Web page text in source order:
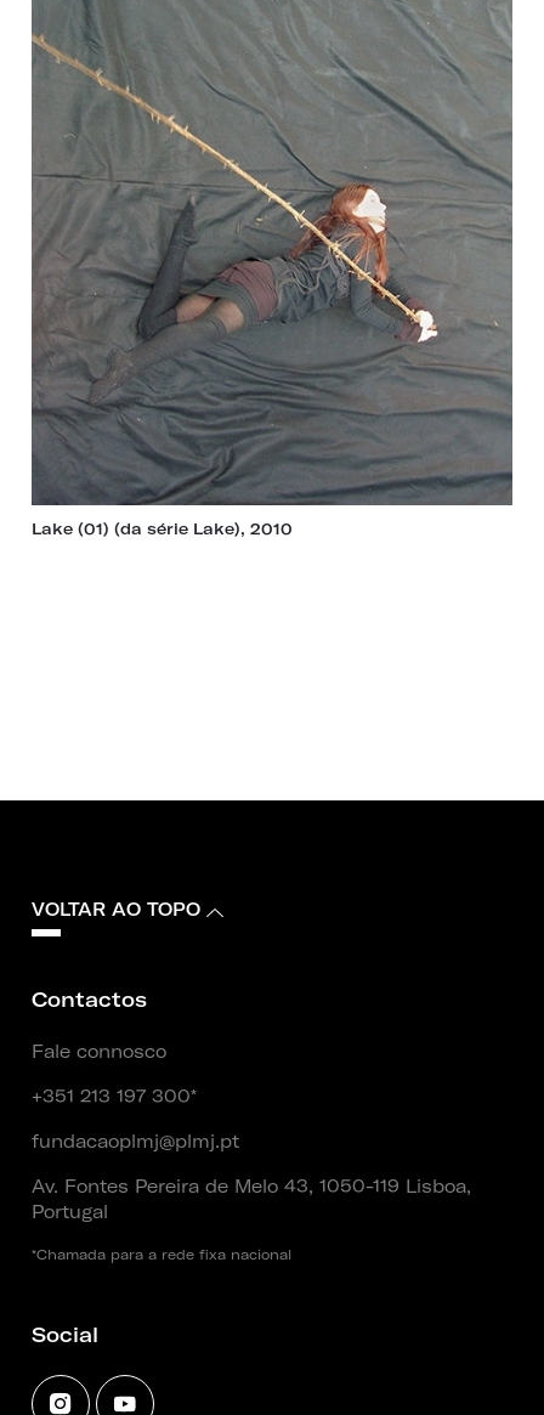
Lake (01) (da série Lake), 2010
VOLTAR AO TOPO
Contactos
Fale connosco
+351 213 197 300*
fundacaoplmj@plmj.pt
Av. Fontes Pereira de Melo 43, 1050-119 Lisboa,
Portugal
*Chamada para a rede fixa nacional
Social